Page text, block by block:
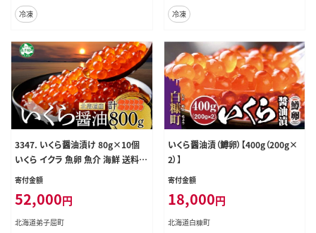
冷凍
冷凍
3347. いくら醤油漬け 80g×10個
いくら イクラ 魚卵 魚介 海鮮 送料無
料 北海道 弟子屈町 within2025
寄付金額
52,000円
北海道弟子屈町
いくら醤油漬（鱒卵）【400g（200g×
2）】
寄付金額
18,000円
北海道白糠町